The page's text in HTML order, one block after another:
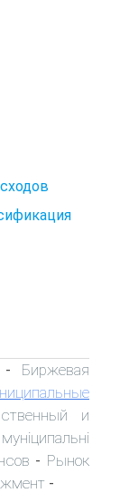
- Биржевая
и
- Рынок
-